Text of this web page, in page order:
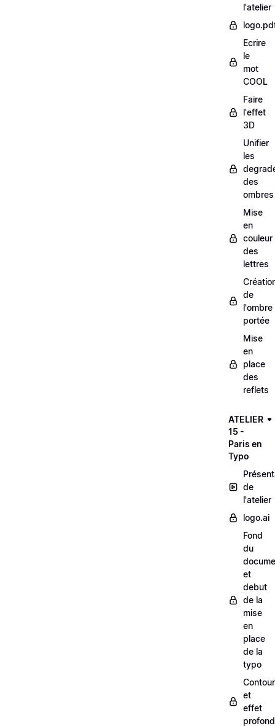
l'atelier
Ecrire
le
mot
COOL
Faire
l'effet
3D
Unifier
les
des
ombres
Mise
en
couleur
des
lettres
de
l'ombre
portée
Mise
en
place
des
reflets
ATELIER
15 -
Paris en
Typo
de
l'atelier
logo.ai
Fond
du
et
debut
de la
mise
en
place
de la
typo
Contour
et
effet